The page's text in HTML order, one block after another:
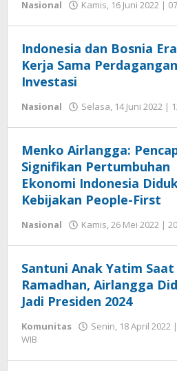
Nasional Kamis, 16 Juni 2022 |
Indonesia dan Bosnia
Kerja Sama
Investasi
Nasional Selasa, 14 Juni 2022 |
Menko Airlangga:
Signifikan Pertumbuhan
Ekonomi Indonesia
Kebijakan People-First
Nasional Kamis, 26 Mei 2022 |
Santuni Anak Yatim Saat
Ramadhan, Airlangga
Jadi Presiden 2024
Komunitas
Senin, 18 April 2022
WIB
Seprihadi